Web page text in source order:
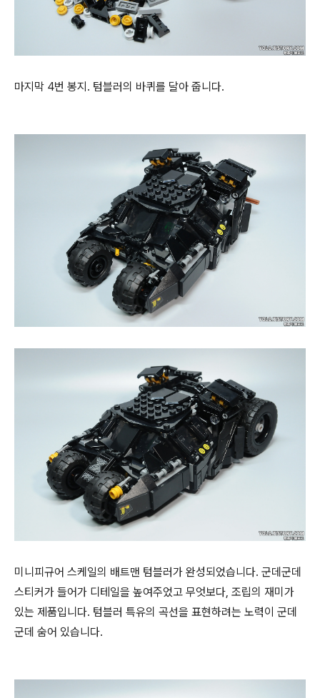
마지막 4번 봉지. 텀블러의 바퀴를 달아 줍니다.
미니피규어 스케일의 배트맨 텀블러가 완성되었습니다. 군데군데
스티커가 들어가 디테일을 높여주었고 무엇보다, 조립의 재미가
있는 제품입니다. 텀블러 특유의 곡선을 표현하려는 노력이 군데
군데 숨어 있습니다.